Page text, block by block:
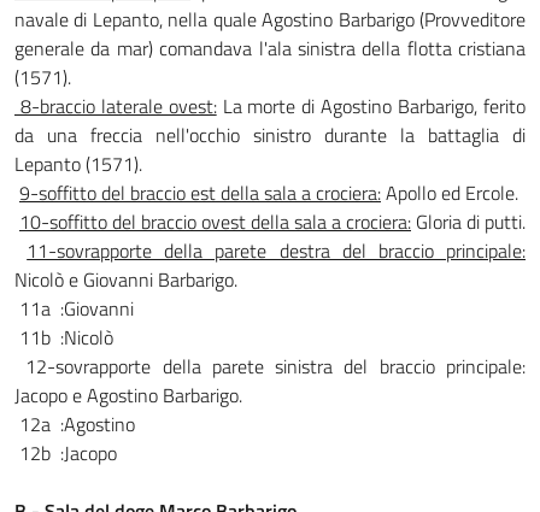
navale di Lepanto, nella quale Agostino Barbarigo (Provveditore
generale da mar) comandava l'ala sinistra della flotta cristiana
(1571).
8-braccio laterale ovest:La morte di Agostino Barbarigo, ferito
da una freccia nell'occhio sinistro du­rante la battaglia di
Lepanto (1571).
9-soffitto del braccio est della sala a crociera:Apollo ed Ercole.
10-soffitto del braccio ovest della sala a crociera: Gloria di putti.
11-sovrapporte della parete destra del braccio principale:
Nicolò e Giovanni Barbarigo.
11a :Giovanni
11b :Nicolò
12-sovrapporte della parete sinistra del braccio principale:
Jacopo e Agostino Barbarigo.
12a :Agostino
12b :Jacopo